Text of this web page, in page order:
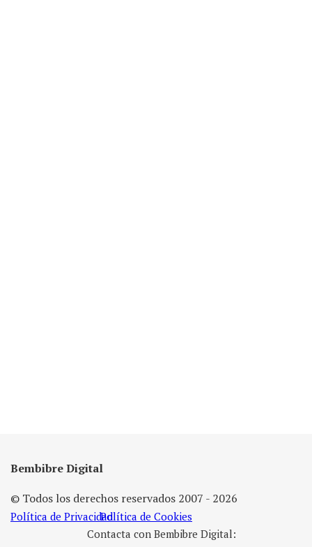
Bembibre Digital
© Todos los derechos reservados 2007 - 2026
Política de PrivacidadPolítica de Cookies
Contacta con Bembibre Digital: